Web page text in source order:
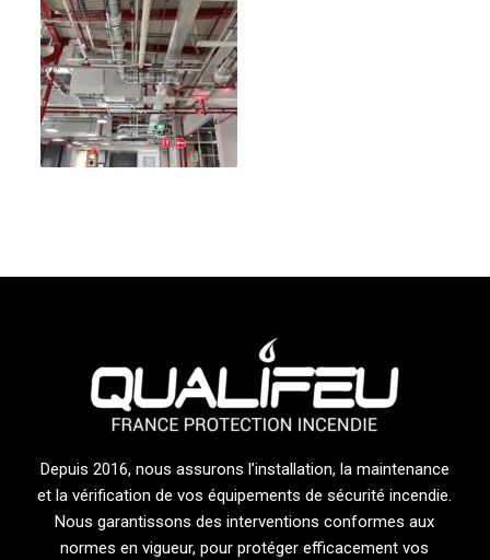
Depuis 2016, nous assurons l’installation, la maintenance
et la vérification de vos équipements de sécurité incendie.
Nous garantissons des interventions conformes aux
normes en vigueur, pour protéger efficacement vos